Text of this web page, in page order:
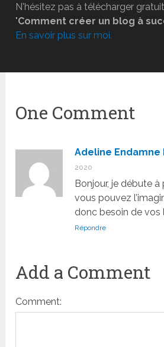
N'hésitez pas à télécharger
"Comment créer un blog à
En savoir plus sur moi.
One Comment
Adeline Endamne
2020
Bonjour, je débute
vous pouvez
donc besoin de vos
Répondre
Add a Comment
Comment: